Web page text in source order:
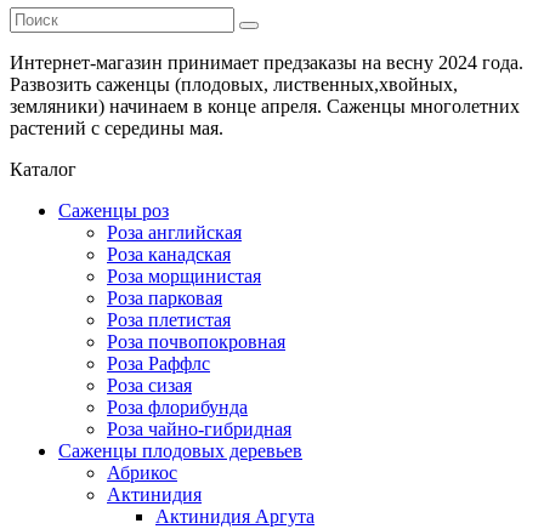
Интернет-магазин принимает предзаказы на весну 2024 года.
Развозить саженцы (плодовых, лиственных,хвойных,
земляники) начинаем в конце апреля. Саженцы многолетних
растений с середины мая.
Каталог
Саженцы роз
Роза английская
Роза канадская
Роза морщинистая
Роза парковая
Роза плетистая
Роза почвопокровная
Роза Раффлс
Роза сизая
Роза флорибунда
Роза чайно-гибридная
Саженцы плодовых деревьев
Абрикос
Актинидия
Актинидия Аргута